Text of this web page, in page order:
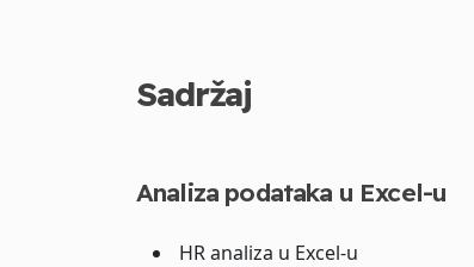
Sadržaj
Analiza podataka u Excel-u
HR analiza u Excel-u